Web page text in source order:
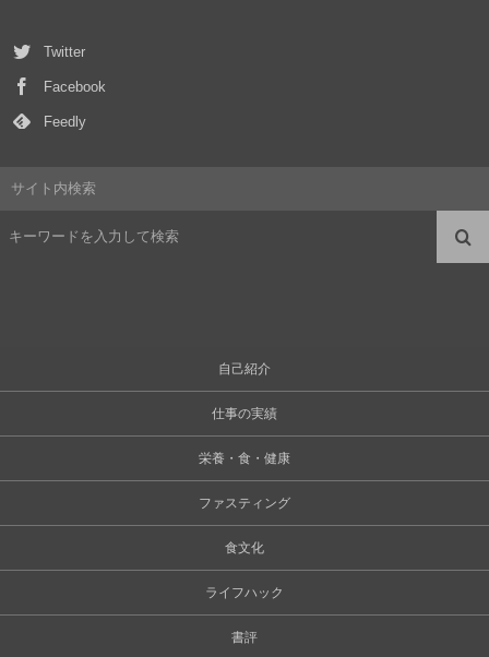
Twitter
Facebook
Feedly
サイト内検索
自己紹介
仕事の実績
栄養・食・健康
ファスティング
食文化
ライフハック
書評